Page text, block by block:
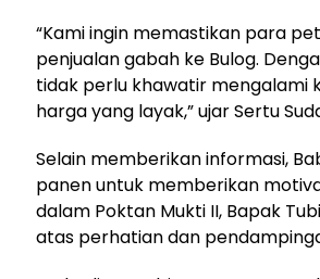
“Kami ingin memastikan para
penjualan gabah ke Bulog.
tidak perlu khawatir mengalami
harga yang layak,” ujar Sertu
Selain memberikan informasi,
panen untuk memberikan
dalam Poktan Mukti II, Bapak
atas perhatian dan